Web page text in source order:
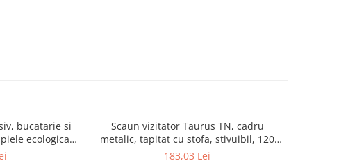
bucatarie si
ecologica,
Scaun vizitator Taurus TN, cadru
metalic, tapitat cu stofa, stivuibil, 120
kg, negru
183,03 Lei